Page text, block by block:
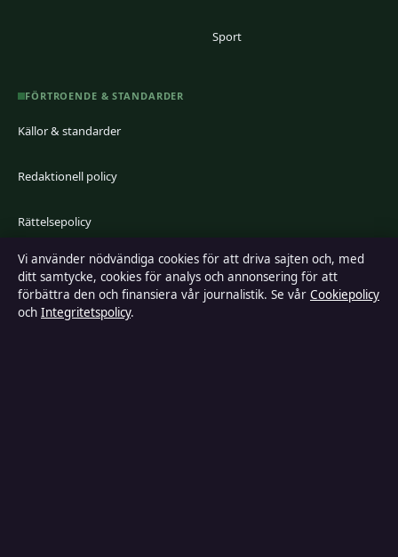
Sport
FÖRTROENDE & STANDARDER
Källor & standarder
Redaktionell policy
Rättelsepolicy
Faktagranskningspolicy
Ägande & finansiering
Vi använder nödvändiga cookies för att driva sajten och, med
ditt samtycke, cookies för analys och annonsering för att
förbättra den och finansiera vår journalistik. Se vår Cookiepolicy
och Integritetspolicy.